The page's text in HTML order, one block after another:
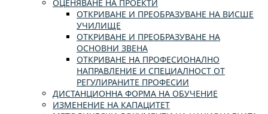
ОЦЕНЯВАНЕ НА ПРОЕКТИ
ОТКРИВАНЕ И ПРЕОБРАЗУВАНЕ НА ВИСШЕ
УЧИЛИЩЕ
ОТКРИВАНЕ И ПРЕОБРАЗУВАНЕ НА
ОСНОВНИ ЗВЕНА
ОТКРИВАНЕ НА ПРОФЕСИОНАЛНО
НАПРАВЛЕНИЕ И СПЕЦИАЛНОСТ ОТ
РЕГУЛИРАНИТЕ ПРОФЕСИИ
ДИСТАНЦИОННА ФОРМА НА ОБУЧЕНИЕ
ИЗМЕНЕНИЕ НА КАПАЦИТЕТ